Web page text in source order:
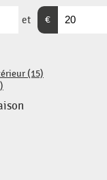
et €
(15)